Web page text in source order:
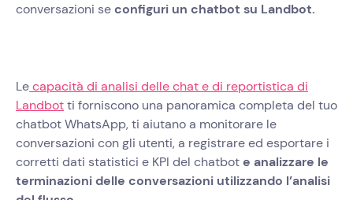
conversazioni seconfiguri un chatbot su Landbot.
Lecapacità di analisi delle chat e di reportistica di
Landbotti forniscono una panoramica completa del tuo
chatbot WhatsApp, ti aiutano a monitorare le
conversazioni con gli utenti, a registrare ed esportare i
corretti dati statistici e KPI del chatbote analizzare le
terminazioni delle conversazioni utilizzando l’analisi